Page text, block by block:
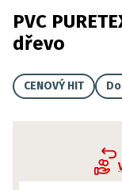
PVC
dřevo
CENOVÝ HIT